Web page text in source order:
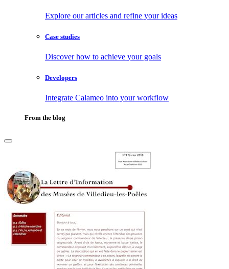
Explore our articles and refine your ideas
Case studies
Discover how to achieve your goals
Developers
Integrate Calameo into your workflow
From the blog